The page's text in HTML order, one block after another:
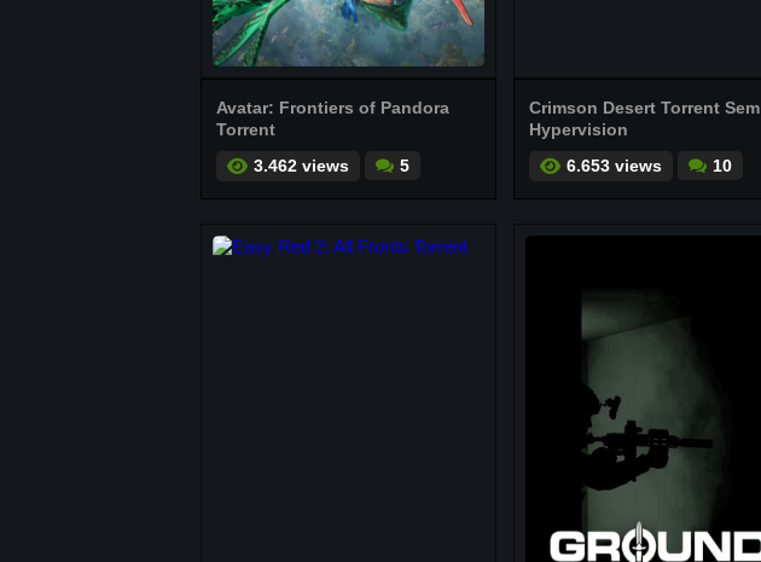
Avatar: Frontiers of Pandora
Torrent
3.462 views
5
Crimson Desert Torrent Sem
Hypervision
6.653 views
10